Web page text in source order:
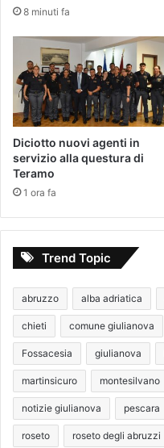
8 minuti fa
Diciotto nuovi agenti in
servizio alla questura di
Teramo
1 ora fa
Trend Topic
abruzzo alba adriatica
chieti comune giulianova
Fossacesia giulianova
martinsicuro montesilvano
notizie giulianova pescara
roseto roseto degli abruzzi